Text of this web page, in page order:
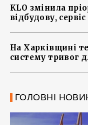
KLO змінила
відбудову,
На Харківщині
систему тривог
ГОЛОВНІ